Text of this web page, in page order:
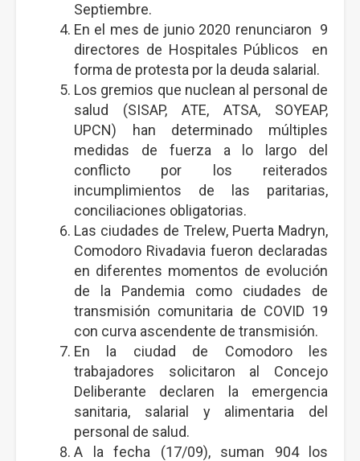
Septiembre.
En el mes de junio 2020 renunciaron 9
directores de Hospitales Públicos en
forma de protesta por la deuda salarial.
Los gremios que nuclean al personal de
salud (SISAP, ATE, ATSA, SOYEAP,
UPCN) han determinado múltiples
medidas de fuerza a lo largo del
conflicto por los reiterados
incumplimientos de las paritarias,
conciliaciones obligatorias.
Las ciudades de Trelew, Puerta Madryn,
Comodoro Rivadavia fueron declaradas
en diferentes momentos de evolución
de la Pandemia como ciudades de
transmisión comunitaria de COVID 19
con curva ascendente de transmisión.
En la ciudad de Comodoro les
trabajadores solicitaron al Concejo
Deliberante declaren la emergencia
sanitaria, salarial y alimentaria del
personal de salud.
A la fecha (17/09), suman 904 los